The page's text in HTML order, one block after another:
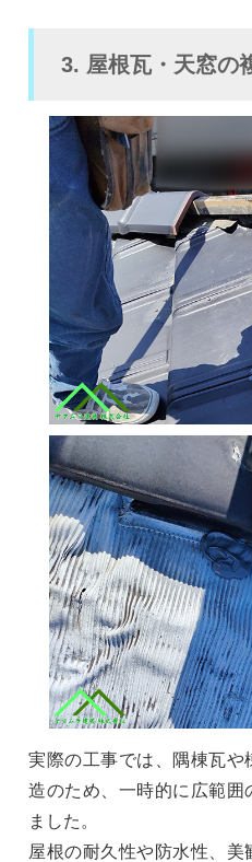
3. 屋根瓦・天窓の
実際の工事では、隅棟瓦
造のため、一時的に広範囲
ました。
屋根の耐久性や防水性、美